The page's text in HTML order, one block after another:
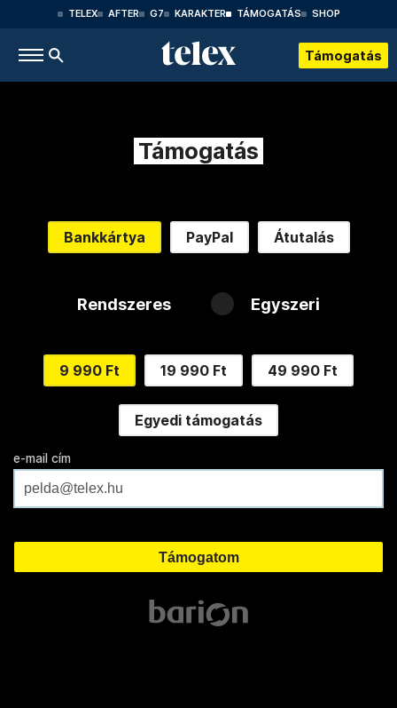
TELEX AFTER G7 KARAKTER TÁMOGATÁS SHOP
Támogatás
Támogatás
Bankkártya PayPal Átutalás
Rendszeres Egyszeri
9 990 Ft 19 990 Ft 49 990 Ft
Egyedi támogatás
e-mail cím